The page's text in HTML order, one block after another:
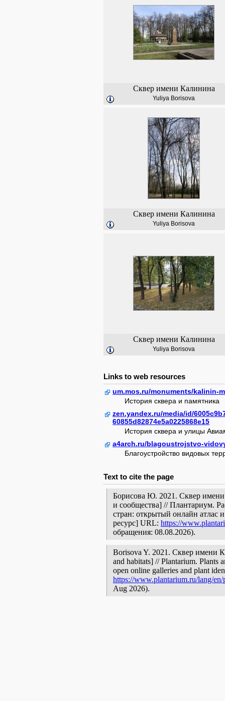
Сквер имени Калинина
Yuliya Borisova
Сквер имени Калинина
Yuliya Borisova
Сквер имени Калинина
Yuliya Borisova
Links to web resources
um.mos.ru/monuments/kalinin-
История сквера и памятника
zen.yandex.ru/media/id/
60855d82874e5a0225868e15
История сквера и улицы
a4arch.ru/blagoustrojstvo-
Благоустройство видовых
Text to cite the page
Борисова Ю. 2021. Сквер
и сообщества] // Плантариум.
стран: открытый онлайн атлас
ресурс] URL: https://
обращения: 08.08.2026).
Borisova Y. 2021. Сквер имени
and habitats] // Plantarium. Plants
open online galleries and plant
https://www.plantarium.ru/lang/en/
Aug 2026).